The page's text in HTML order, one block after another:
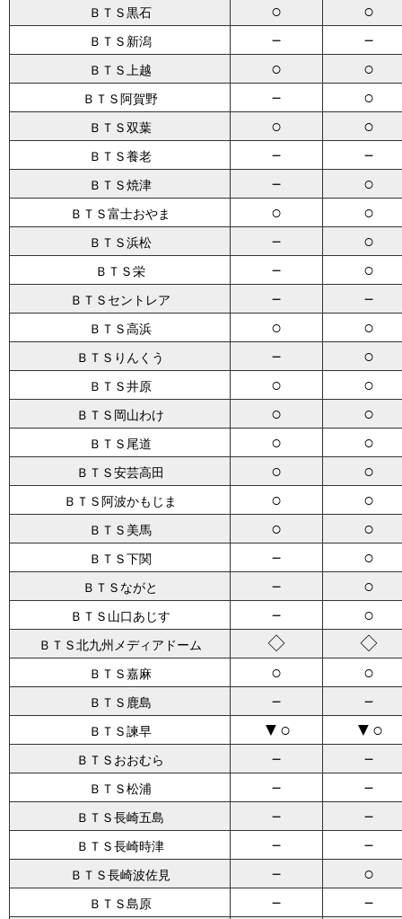
ＢＴＳ黒石 ○ ○
ＢＴＳ新潟 － －
ＢＴＳ上越 ○ ○
ＢＴＳ阿賀野 － ○
ＢＴＳ双葉 ○ ○
ＢＴＳ養老 － －
ＢＴＳ焼津 － ○
ＢＴＳ富士おやま ○ ○
ＢＴＳ浜松 － ○
ＢＴＳ栄 － ○
ＢＴＳセントレア － －
ＢＴＳ高浜 ○ ○
ＢＴＳりんくう － ○
ＢＴＳ井原 ○ ○
ＢＴＳ岡山わけ ○ ○
ＢＴＳ尾道 ○ ○
ＢＴＳ安芸高田 ○ ○
ＢＴＳ阿波かもじま ○ ○
ＢＴＳ美馬 ○ ○
ＢＴＳ下関 － ○
ＢＴＳながと － ○
ＢＴＳ山口あじす － ○
ＢＴＳ北九州メディアドーム ◇ ◇
ＢＴＳ嘉麻 ○ ○
ＢＴＳ鹿島 － －
ＢＴＳ諫早 ▼○ ▼○
ＢＴＳおおむら － －
ＢＴＳ松浦 － －
ＢＴＳ長崎五島 － －
ＢＴＳ長崎時津 － －
ＢＴＳ長崎波佐見 － ○
ＢＴＳ島原 － －